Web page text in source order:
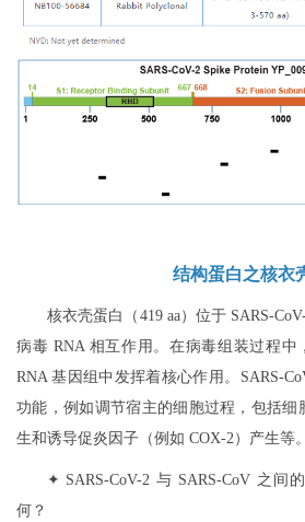
结构蛋白之核衣
核衣壳蛋白（419 aa）位于 SARS-
病毒 RNA 相互作用。在病毒组装过程中
RNA 基因组中发挥着核心作用。SARS-
功能，例如调节宿主的细胞过程，包括细
生和诱导促炎因子（例如 COX-2）产生等。
✦ SARS-CoV-2 与 SARS-CoV 之间
何？